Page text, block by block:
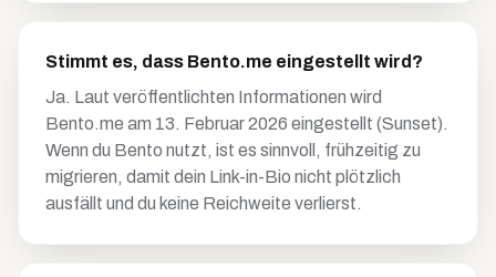
Stimmt es, dass Bento.me eingestellt wird?
Ja. Laut veröffentlichten Informationen wird
Bento.me am 13. Februar 2026 eingestellt (Sunset).
Wenn du Bento nutzt, ist es sinnvoll, frühzeitig zu
migrieren, damit dein Link-in-Bio nicht plötzlich
ausfällt und du keine Reichweite verlierst.